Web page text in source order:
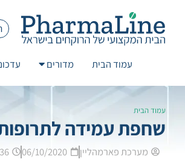
עמוד הבית מדורים
עמוד הבית
שחפת עמידה לתרופות תפגע בכ- 2
מערכת פארמהליין 06/10/2020